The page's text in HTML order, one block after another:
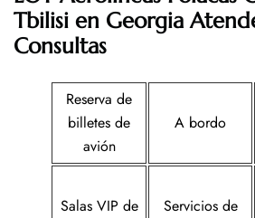
Tbilisi en Georgia
Consultas
Reserva de
billetes de
avión
A bordo
Salas VIP de
Servicios de